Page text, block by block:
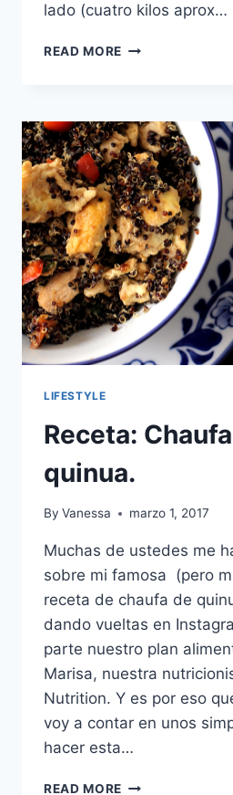
lado (cuatro kilos aprox…
READ MORE UN
DIETA
LIFESTYLE
Receta:
quinua.
By Vanessa marzo 1, 2017
Muchas de ustedes me
sobre mi famosa (pero
receta de chaufa de
dando vueltas en
parte nuestro plan
Marisa, nuestra
Nutrition. Y es por eso
voy a contar en unos
hacer esta…
READ MORE RECETA: